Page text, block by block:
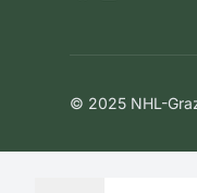
© 2025 NHL-